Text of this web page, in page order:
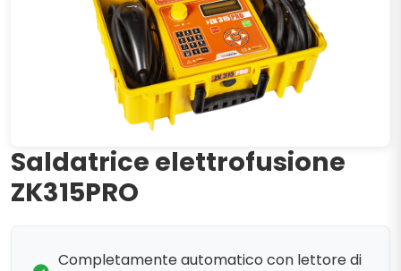
Saldatrice elettrofusione
ZK315PRO
Completamente automatico con lettore di